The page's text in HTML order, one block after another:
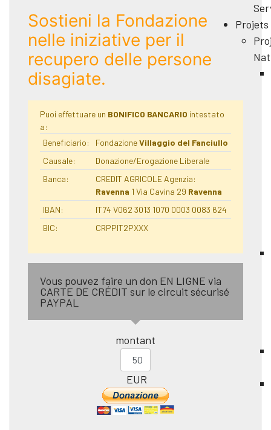
Projets
Sostieni la Fondazione
nelle iniziative per il
recupero delle persone
disagiate.
Puoi effettuare un BONIFICO BANCARIO intestato
a:
Beneficiario:
FondazioneVillaggio del Fanciullo
Causale:
Donazione/Erogazione Liberale
Banca:
CREDIT AGRICOLE Agenzia:
Ravenna 1 Via Cavina 29 Ravenna
IBAN:
IT74 V062 3013 1070 0003 0083 624
BIC:
CRPPIT2PXXX
Vous pouvez faire un don EN LIGNE via
CARTE DE CRÉDIT sur le circuit sécurisé
PAYPAL
montant
EUR